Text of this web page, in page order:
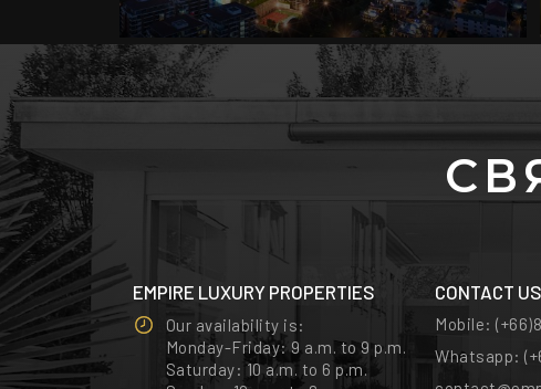
EMPIRE LUXURY PROPERTIES
Our availability is:
Monday-Friday: 9 a.m. to 9 p.m.
Saturday: 10 a.m. to 6 p.m.
CONTACT US
Mobile:
Whatsapp: